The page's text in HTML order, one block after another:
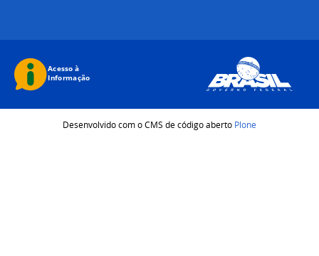
Desenvolvido com o CMS de código aberto Plone